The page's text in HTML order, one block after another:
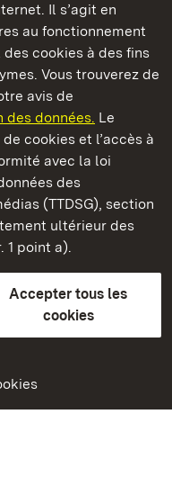
Il s’agit en
au fonctionnement
cookies à des fins
Vous trouverez de
avis de
des données. Le
cookies et l’accès à
avec la loi
des
(TTDSG), section
ultérieur des
1 point a).
Accepter tous les
cookies
Wurtemberg
Mentions légales